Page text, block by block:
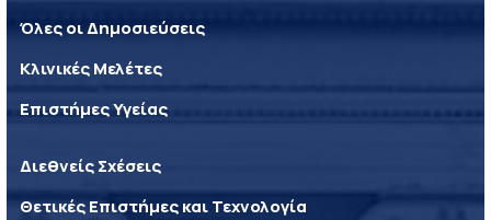
Όλες οι Δημοσιεύσεις
Κλινικές Μελέτες
Επιστήμες Υγείας
Διεθνείς Σχέσεις
Θετικές Επιστήμες και Τεχνολογία